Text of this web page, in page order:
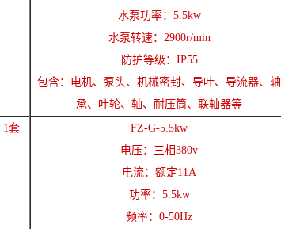
水泵功率：5.5kw
水泵转速：2900r/min
防护等级：IP55
包含：电机、泵头、机械密封、导叶、导流器、轴
承、叶轮、轴、耐压筒、联轴器等
1套
FZ-G-5.5kw
电压：三相380v
电流：额定11A
功率：5.5kw
频率：0-50Hz